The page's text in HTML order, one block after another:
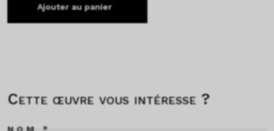
Ajouter au panier
Cette œuvre vous intéresse ?